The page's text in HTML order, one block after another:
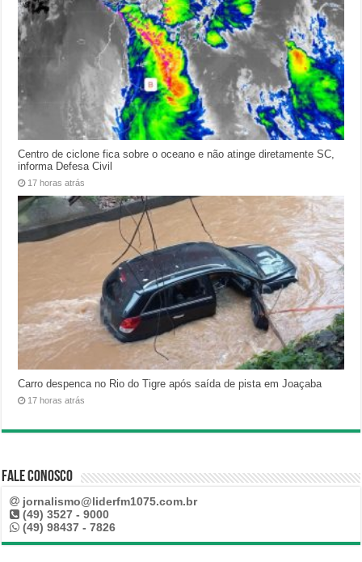
Centro de ciclone fica sobre o oceano e não atinge diretamente SC,
informa Defesa Civil
17 horas atrás
Carro despenca no Rio do Tigre após saída de pista em Joaçaba
17 horas atrás
Fale Conosco
jornalismo@liderfm1075.com.br
(49) 3527 - 9000
(49) 98437 - 7826